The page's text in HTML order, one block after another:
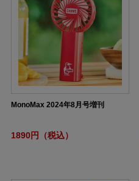
MonoMax 2024年8月号増刊
1890円（税込）